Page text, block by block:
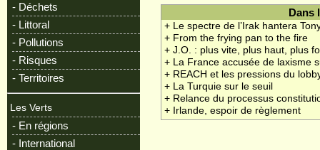
- Déchets
- Littoral
- Pollutions
- Risques
- Territoires
Les Verts
- En régions
- International
Dans
+ Le spectre de l’Irak hantera
+ From the frying pan to the fire
+ J.O. : plus vite, plus haut, plus
+ La France accusée de laxisme
+ REACH et les pressions du
+ La Turquie sur le seuil
+ Relance du processus
+ Irlande, espoir de règlement